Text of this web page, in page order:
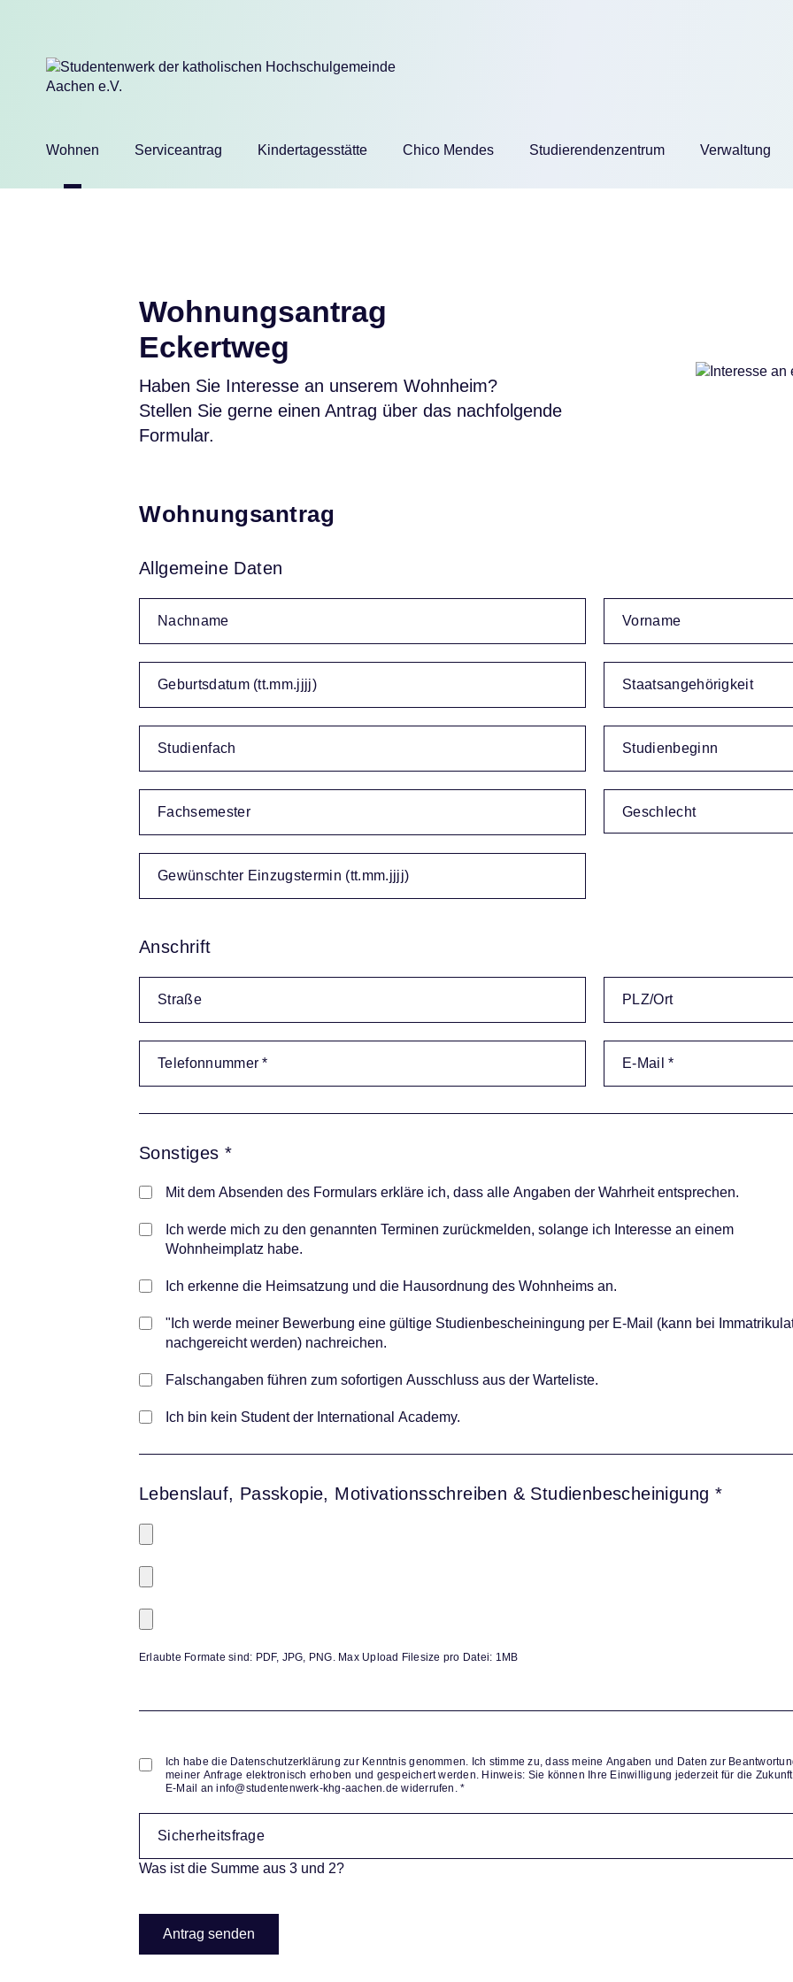
Navigation
Wohnen Serviceantrag Kindertagesstätte Chico Mendes Studierenden­zentrum Verwaltung
Wohnungsantrag
Eckertweg
Haben Sie Interesse an unserem Wohnheim?
Stellen Sie gerne einen Antrag über das nachfolgende
Formular.
Wohnungsantrag
Allgemeine Daten
Anschrift
Sonstiges *
Mit dem Absenden des Formulars erkläre ich, dass alle Angaben der Wahrheit entsprechen.
Ich werde mich zu den genannten Terminen zurückmelden, solange ich Interesse an einem
Wohnheimplatz habe.
Ich erkenne die Heimsatzung und die Hausordnung des Wohnheims an.
"Ich werde meiner Bewerbung eine gültige Studienbescheiningung per E-Mail (kann bei
nachgereicht werden) nachreichen.
Falschangaben führen zum sofortigen Ausschluss aus der Warteliste.
Ich bin kein Student der International Academy.
Lebenslauf, Passkopie, Motivationsschreiben & Studienbescheinigung *
Erlaubte Formate sind: PDF, JPG, PNG. Max Upload Filesize pro Datei: 1MB
Ich habe die Datenschutzerklärung zur Kenntnis genommen. Ich stimme zu, dass meine Angaben und Daten zur
meiner Anfrage elektronisch erhoben und gespeichert werden. Hinweis: Sie können Ihre Einwilligung jederzeit für die Zukunft per
E-Mail an info@studentenwerk-khg-aachen.de widerrufen. *
Was ist die Summe aus 3 und 2?
Antrag senden